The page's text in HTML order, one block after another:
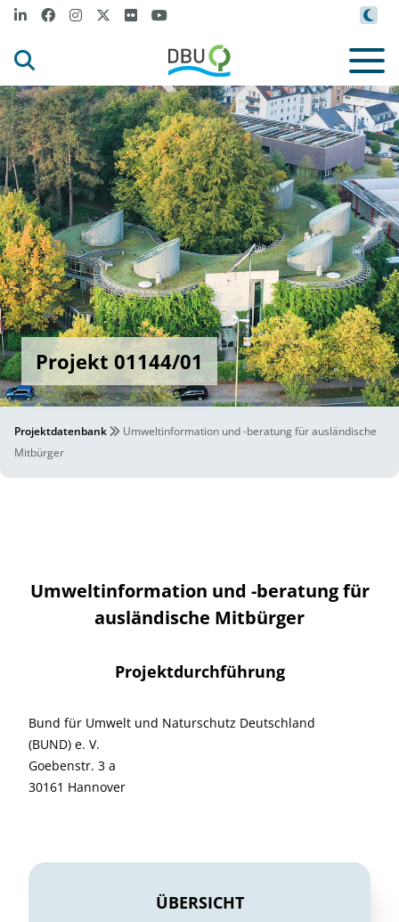
Projekt 01144/01
Projektdatenbank
Umweltinformation und -beratung für ausländische
Mitbürger
Umweltinformation und -beratung für
ausländische Mitbürger
Projektdurchführung
Bund für Umwelt und Naturschutz Deutschland
(BUND) e. V.
Goebenstr. 3 a
30161 Hannover
ÜBERSICHT